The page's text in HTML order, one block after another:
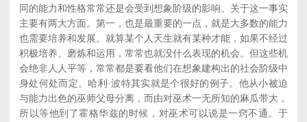
同的能力和性格常常还是会受到想象阶级的影响。关于这一事实
主要有两大方面。第一，也是最重要的一点，就是大多数的能力
也需要培养和发展。就算某个人天生就有某种才能，如果不经过
积极培养、磨炼和运用，常常也就没什么表现的机会。但这些机
会绝非人人平等，常常都是要看他们在想象建构出的社会阶级中
身处何处而定。哈利·波特其实就是个很好的例子。他从小被迫
与能力出色的巫师父母分离，而由对巫术一无所知的麻瓜带大，
所以等他到了霍格华兹的时候，对巫术可以说是一窍不通。于